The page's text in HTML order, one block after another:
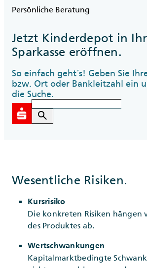
Persönliche Beratung
Jetzt Kinderdepot in
Sparkasse eröffnen.
So einfach geht´s! Geben Sie
bzw. Ort oder Bankleitzahl ein
die Suche.
search
Wesentliche Risiken.
Kursrisiko
Die konkreten Risiken hängen
des Produktes ab.
Wertschwankungen
Kapitalmarktbedingte